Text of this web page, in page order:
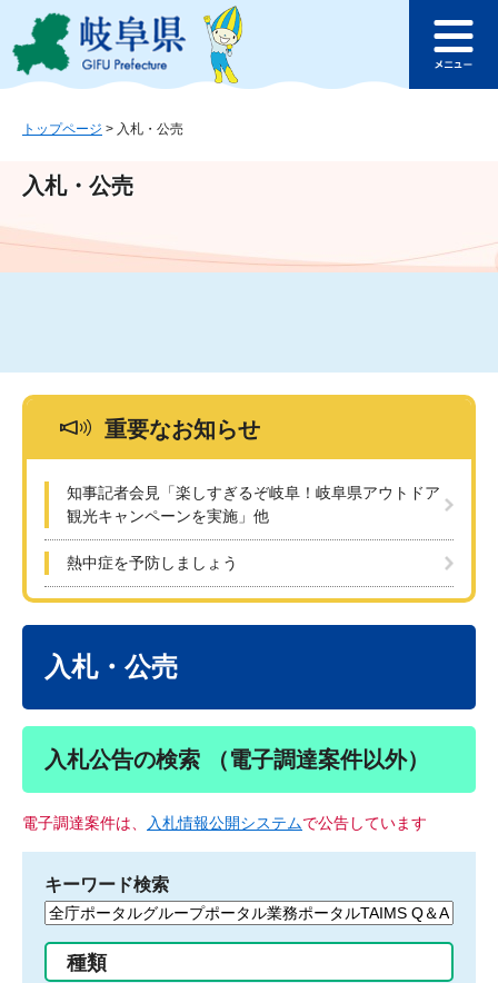
ジ
ュ
文
このページの本文へ
ュ
トップページ > 入札・公売
入札・公売
重要なお知らせ
知事記者会見「楽しすぎるぞ岐阜！岐阜県アウトドア
観光キャンペーンを実施」他
熱中症を予防しましょう
入札・公売
入札公告の検索 （電子調達案件以外）
電子調達案件は、 入札情報公開システムで公告しています
キーワード検索
検
種類